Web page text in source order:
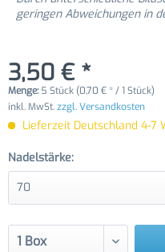
geringen Abweichungen in
3,50 € *
Menge: 5 Stück (0,70 € * / 1 Stück)
inkl. MwSt.zzgl. Versandkosten
Lieferzeit Deutschland 4-7
Nadelstärke: